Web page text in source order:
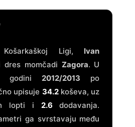
Ligi, Ivan
momčadi Zagora. U
godini2012/2013 po
upisuje 34.2koševa, uz
lopti i 2.6 dodavanja.
ga svrstavaju među